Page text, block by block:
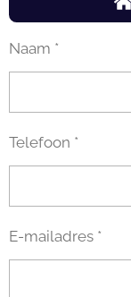
Naam *
Telefoon *
E-mailadres *